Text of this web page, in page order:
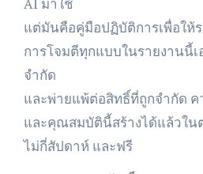
AI มาใช้
แต่มันคือคู่มือปฏิบัติการเพื่อให้
การโจมตีทุกแบบในรายงานนี้
จำกัด
และพ่ายแพ้ต่อสิทธิ์ที่ถูกจำกัด
และคุณสมบัตินี้สร้างได้แล้วใน
ไม่กี่สัปดาห์ และฟรี